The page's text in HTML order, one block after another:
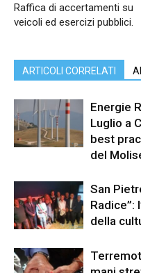
Raffica di accertamenti su
veicoli ed esercizi pubblici.
ARTICOLI CORRELATI
Energie
Luglio a
best
del
San
Radice”:
della